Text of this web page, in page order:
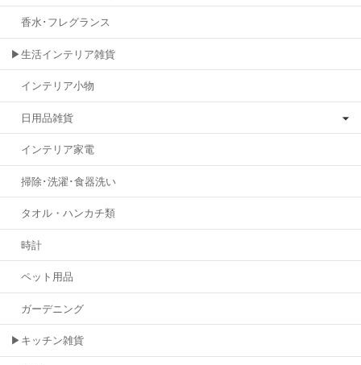
香水･フレグランス
▶生活インテリア雑貨
インテリア小物
日用品雑貨
インテリア家電
掃除･洗濯･食器洗い
タオル・ハンカチ類
時計
ペット用品
ガーデニング
▶キッチン雑貨